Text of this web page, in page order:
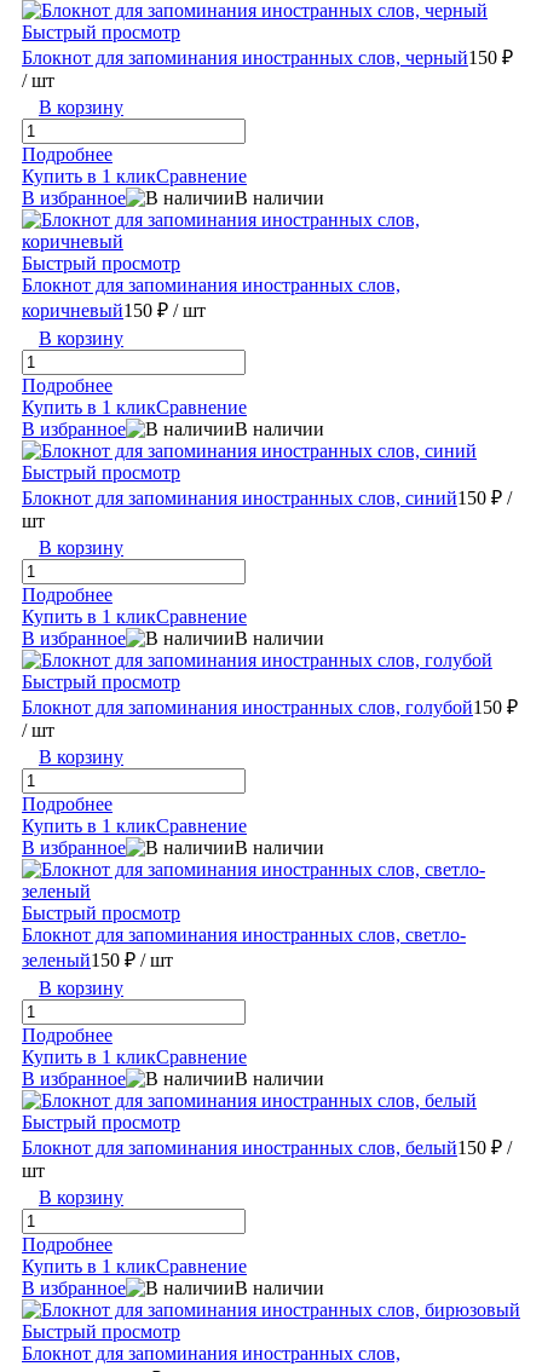
Быстрый просмотр
Блокнот для запоминания иностранных слов, черный150 ₽
/ шт
В корзину
Подробнее
Купить в 1 кликСравнение
В избранное
В наличии
Быстрый просмотр
Блокнот для запоминания иностранных слов,
коричневый150 ₽ / шт
В корзину
Подробнее
Купить в 1 кликСравнение
В избранное
В наличии
Быстрый просмотр
Блокнот для запоминания иностранных слов, синий150 ₽ /
шт
В корзину
Подробнее
Купить в 1 кликСравнение
В избранное
В наличии
Быстрый просмотр
Блокнот для запоминания иностранных слов, голубой150 ₽
/ шт
В корзину
Подробнее
Купить в 1 кликСравнение
В избранное
В наличии
Быстрый просмотр
Блокнот для запоминания иностранных слов, светло-
зеленый150 ₽ / шт
В корзину
Подробнее
Купить в 1 кликСравнение
В избранное
В наличии
Быстрый просмотр
Блокнот для запоминания иностранных слов, белый150 ₽ /
шт
В корзину
Подробнее
Купить в 1 кликСравнение
В избранное
В наличии
Быстрый просмотр
Блокнот для запоминания иностранных слов,